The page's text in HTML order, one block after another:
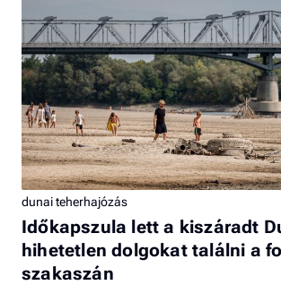
dunai teherhajózás
Időkapszula lett a kiszáradt
hihetetlen dolgokat találni a
szakaszán